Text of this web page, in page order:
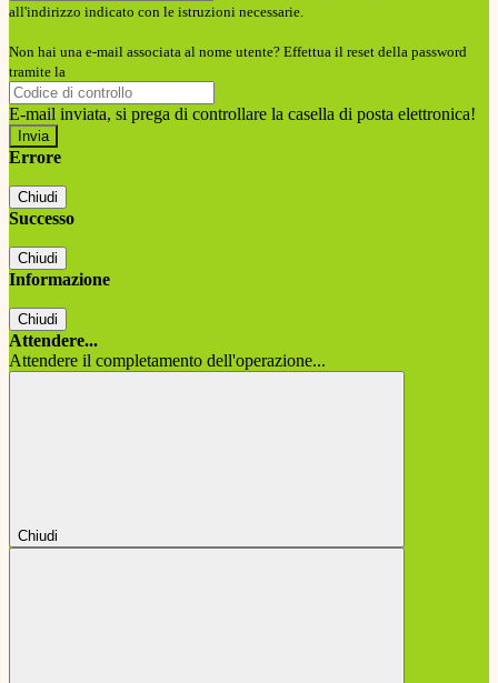
all'indirizzo indicato con le istruzioni necessarie.
Non hai una e-mail associata al nome utente? Effettua il reset della password
tramite la
E-mail inviata, si prega di controllare la casella di posta elettronica!
Errore
Chiudi
Successo
Chiudi
Informazione
Chiudi
Attendere...
Attendere il completamento dell'operazione...
Chiudi